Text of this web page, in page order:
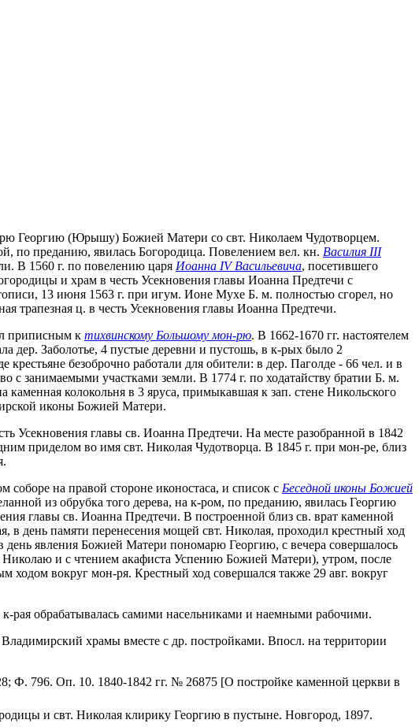
Георгию (Юрышу) Божией Матери со свт. Николаем Чудотворцем.
по преданию, явилась Богородица. Повелением вел. кн. Василия III
В 1560 г. по повелению царя Иоанна IV Васильевича, посетившего
и храм в честь Усекновения главы Иоанна Предтечи с
13 июня 1563 г. при игум. Ионе Мухе Б. м. полностью сгорел, но
трапезная ц. в честь Усекновения главы Иоанна Предтечи.
приписным к тихвинскому Большому мон-рю. В 1662-1670 гг. настоятелем
дер. Заболотье, 4 пустые деревни и пустошь, в к-рых было 2
безоброчно работали для обители: в дер. Паголде - 66 чел. и в
с занимаемыми участками земли. В 1774 г. по ходатайству братии Б. м.
колокольня в 3 яруса, примыкавшая к зап. стене Никольского
иконы Божией Матери.
Усекновения главы св. Иоанна Предтечи. На месте разобранной в 1842
приделом во имя свт. Николая Чудотворца. В 1845 г. при мон-ре, близ
на правой стороне иконостаса, и список с Беседной иконы Божией
из обрубка того дерева, на к-ром, по преданию, явилась Георгию
главы св. Иоанна Предтечи. В построенной близ св. врат каменной
в день памяти перенесения мощей свт. Николая, проходил крестный ход
явления Божией Матери пономарю Георгию, с вечера совершалось
и с чтением акафиста Успению Божией Матери), утром, после
вокруг мон-ря. Крестный ход совершался также 29 авг. вокруг
рая обрабатывалась самими насельниками и наемными рабочими.
храмы вместе с др. постройками. Впосл. на территории
796. Оп. 10. 1840-1842 гг. № 26875 [О постройке каменной церкви в
и свт. Николая клирику Георгию в пустыне. Новгород, 1897.